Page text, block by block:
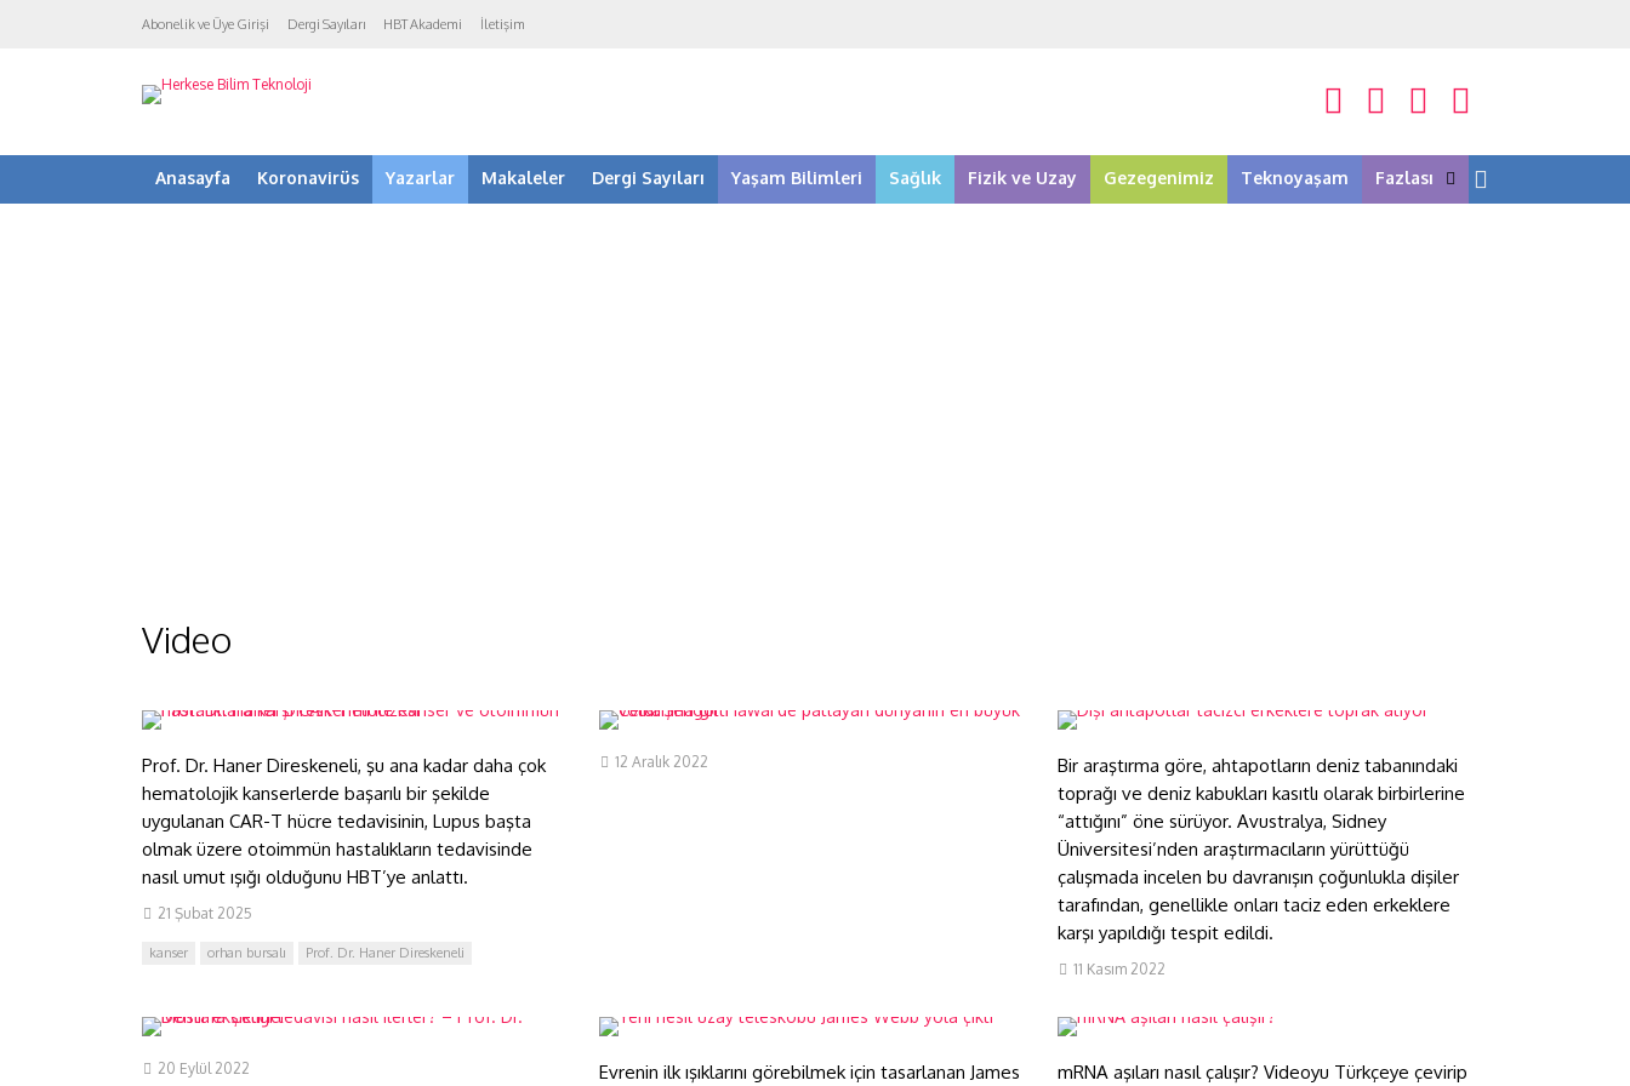
Abonelik ve Üye Girişi Dergi Sayıları HBT Akademi İletişim
Anasayfa Koronavirüs Yazarlar Makaleler Dergi Sayıları Yaşam Bilimleri Sağlık Fizik ve Uzay Gezegenimiz Teknoyaşam Fazlası
Video
Kanser ve otoimmün
hastalıklara karşı CAR-T
Prof. Dr. Haner Direskeneli, şu ana kadar daha çok
hematolojik kanserlerde başarılı bir şekilde
uygulanan CAR-T hücre tedavisinin, Lupus başta
olmak üzere otoimmün hastalıkların tedavisinde
nasıl umut ışığı olduğunu HBT’ye anlattı.
21 Şubat 2025
kanser orhan bursalı Prof. Dr. Haner Direskeneli
12 Aralık 2022
Bir araştırma göre, ahtapotların deniz tabanındaki
toprağı ve deniz kabukları kasıtlı olarak birbirlerine
“attığını” öne sürüyor. Avustralya, Sidney
Üniversitesi’nden araştırmacıların yürüttüğü
çalışmada incelen bu davranışın çoğunlukla dişiler
tarafından, genellikle onları taciz eden erkeklere
karşı yapıldığı tespit edildi.
11 Kasım 2022
ilerler? – Prof. Dr. Mustafa
20 Eylül 2022
Evrenin ilk ışıklarını görebilmek için tasarlanan James
mRNA aşıları nasıl çalışır? Videoyu Türkçeye çevirip